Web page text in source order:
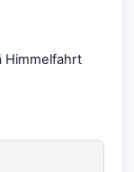
Himmelfahrt